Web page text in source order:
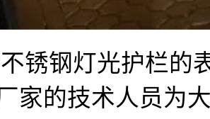
锈钢灯光护栏的
家的技术人员为